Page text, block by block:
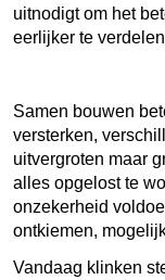
uitnodigt om het
eerlijker te
Samen bouwen
versterken,
uitvergroten maar
alles opgelost te
onzekerheid
ontkiemen,
Vandaag klinken